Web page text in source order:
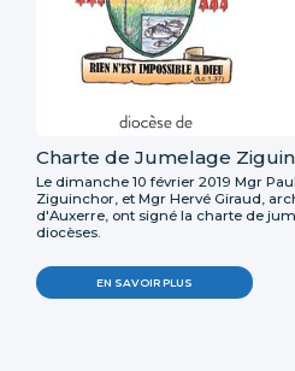
Charte de Jumelage
Le dimanche 10 février 2019 Mgr
Ziguinchor, et Mgr Hervé Giraud,
d'Auxerre, ont signé la charte de
diocèses.
EN SAVOIR PLUS